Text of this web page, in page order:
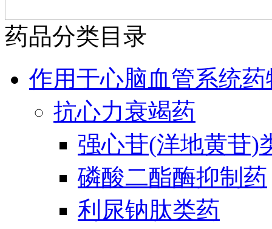
药品分类目录
作用于心脑血管系统药
抗心力衰竭药
强心苷(洋地黄苷)
磷酸二酯酶抑制药
利尿钠肽类药